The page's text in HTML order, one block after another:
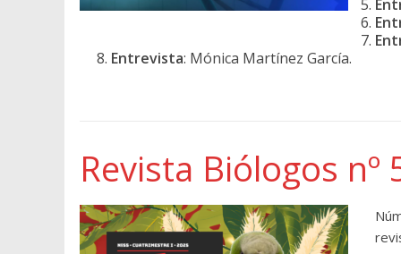
Entrevista: Mónica Martínez García.
Revista Biólogos nº